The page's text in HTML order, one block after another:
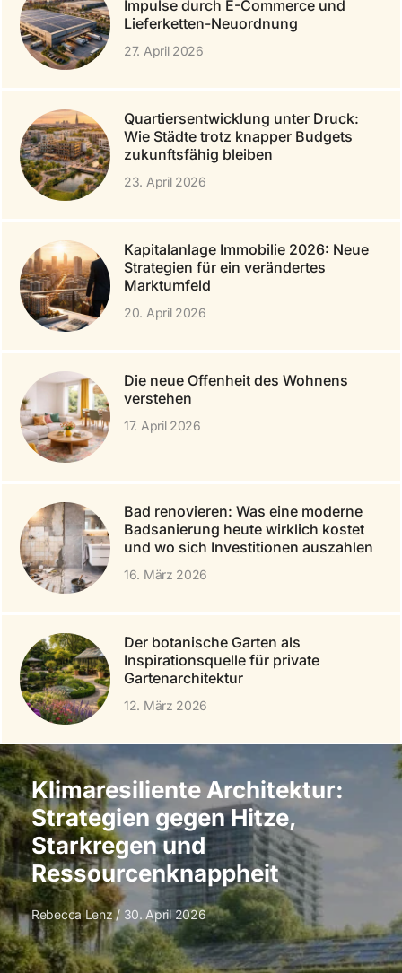
Impulse durch E-Commerce und
Lieferketten-Neuordnung
27. April 2026
Quartiersentwicklung unter Druck:
Wie Städte trotz knapper Budgets
zukunftsfähig bleiben
23. April 2026
Kapitalanlage Immobilie 2026: Neue
Strategien für ein verändertes
Marktumfeld
20. April 2026
Die neue Offenheit des Wohnens
verstehen
17. April 2026
Bad renovieren: Was eine moderne
Badsanierung heute wirklich kostet
und wo sich Investitionen auszahlen
16. März 2026
Der botanische Garten als
Inspirationsquelle für private
Gartenarchitektur
12. März 2026
Klimaresiliente Architektur:
Strategien gegen Hitze,
Starkregen und
Ressourcenknappheit
Rebecca Lenz 30. April 2026